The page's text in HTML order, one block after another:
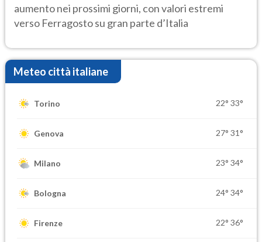
aumento nei prossimi giorni, con valori estremi
verso Ferragosto su gran parte d’Italia
Meteo città italiane
Torino 22° 33°
Genova 27° 31°
Milano 23° 34°
Bologna 24° 34°
Firenze 22° 36°